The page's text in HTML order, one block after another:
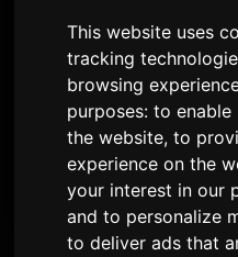
This website uses
tracking
browsing
purposes:to
the website,to
experience on the
your interest in our
and to personalize
to deliver ads that
12
پربازدید
Only